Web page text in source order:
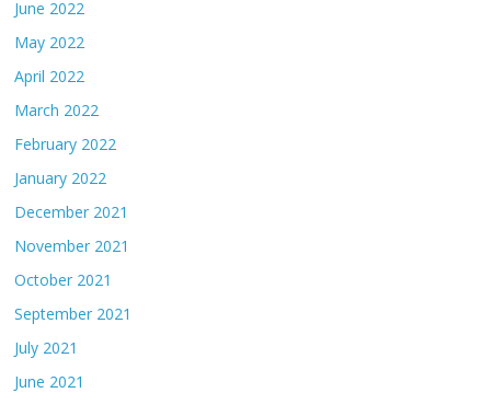
June 2022
May 2022
April 2022
March 2022
February 2022
January 2022
December 2021
November 2021
October 2021
September 2021
July 2021
June 2021